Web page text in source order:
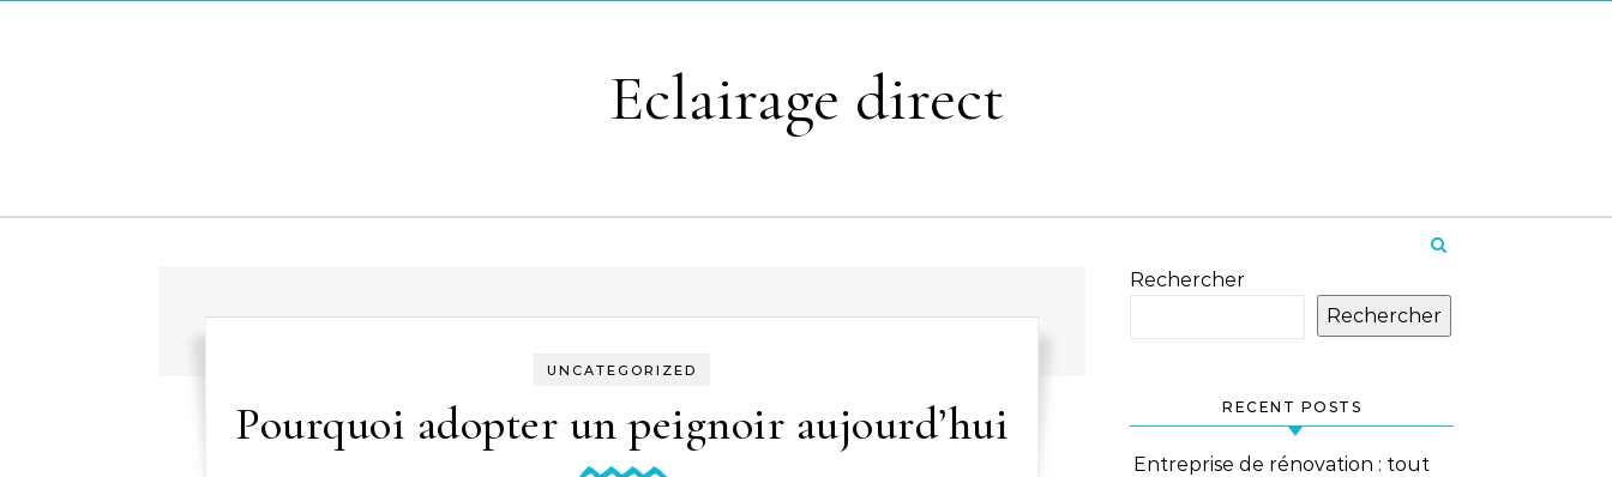
Eclairage direct
UNCATEGORIZED
Pourquoi adopter un peignoir aujourd’hui
Rechercher
Rechercher
RECENT POSTS
Entreprise de rénovation : tout